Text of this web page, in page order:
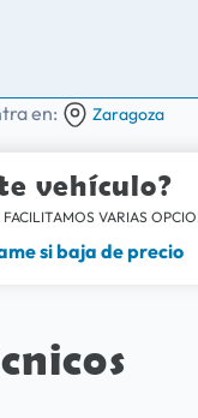
en: Zaragoza
vehículo?
VARIAS
si baja de precio